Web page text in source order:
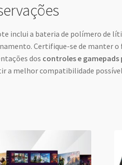
inclui a bateria de polímero de
Certifique-se de manter
dos controles e gamepads
a melhor compatibilidade